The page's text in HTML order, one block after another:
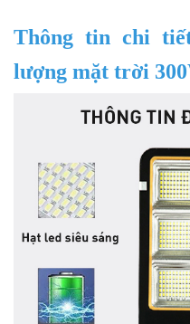
Thông tin chi
lượng mặt trời